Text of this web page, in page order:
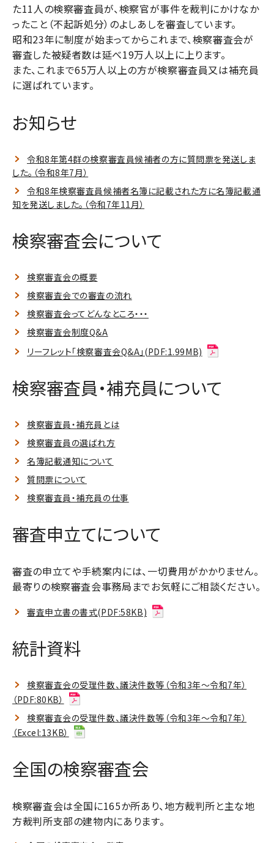
た11人の検察審査員が、検察官が事件を裁判にかけなか
ったこと（不起訴処分）のよしあしを審査しています。
昭和23年に制度が始まってからこれまで、検察審査会が
審査した被疑者数は延べ19万人以上に上ります。
また、これまで65万人以上の方が検察審査員又は補充員
に選ばれています。
お知らせ
令和8年第4群の検察審査員候補者の方に質問票を発送しま
した。（令和8年7月）
令和8年検察審査員候補者名簿に記載された方に名簿記載通
知を発送しました。（令和7年11月）
検察審査会について
検察審査会の概要
検察審査会での審査の流れ
検察審査会ってどんなところ・・・
検察審査会制度Q&A
リーフレット「検察審査会Q&A」(PDF:1.99MB)
検察審査員・補充員について
検察審査員・補充員とは
検察審査員の選ばれ方
名簿記載通知について
質問票について
検察審査員・補充員の仕事
審査申立てについて
審査の申立てや手続案内には、一切費用がかかりません。
最寄りの検察審査会事務局までお気軽にご相談ください。
審査申立書の書式(PDF:58KB)
統計資料
検察審査会の受理件数、議決件数等（令和3年～令和7年）
（PDF:80KB）
検察審査会の受理件数、議決件数等（令和3年～令和7年）
（Excel:13KB）
全国の検察審査会
検察審査会は全国に165か所あり、地方裁判所と主な地
方裁判所支部の建物内にあります。